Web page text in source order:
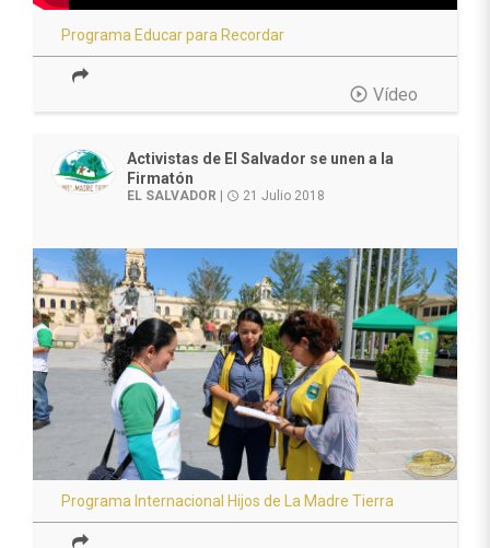
Programa Educar para Recordar
play_circle_outline Vídeo
Activistas de El Salvador se unen a la
Firmatón
EL SALVADOR | access_time 21 Julio 2018
Programa Internacional Hijos de La Madre Tierra